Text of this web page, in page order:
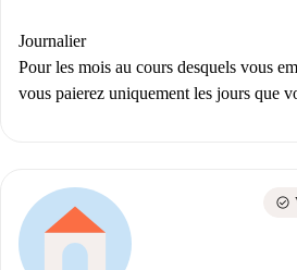
Journalier
Pour les mois au cours desquels vous
vous paierez uniquement les jours que
check_circle